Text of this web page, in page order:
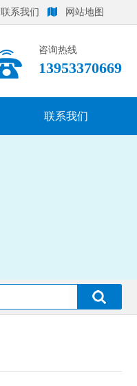
联系我们 网站地图
咨询热线
13953370669
联系我们